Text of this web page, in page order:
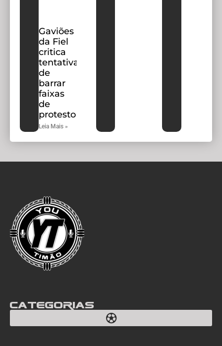
Gaviões
da Fiel
critica
tentativa
de
barrar
faixas
de
protesto
Leia Mais »
Categorias